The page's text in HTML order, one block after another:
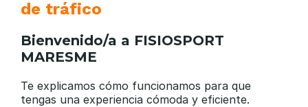
de tráfico
Bienvenido/a a FISIOSPORT
MARESME
Te explicamos cómo funcionamos para que
tengas una experiencia cómoda y eficiente.